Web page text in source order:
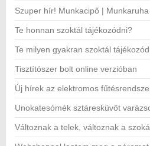
Szuper hír! Munkacipő |
Te honnan szoktál tájékozódni?
Te milyen gyakran szoktál
Tisztítószer bolt online verzióban
Új hírek az elektromos
Unokatesómék sztáresküvőt
Változnak a telek, változnak a